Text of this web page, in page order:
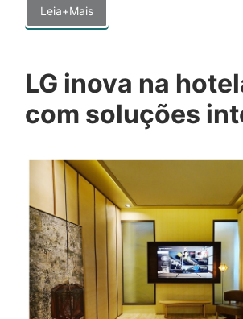
Leia+Mais
LG inova na
com soluções